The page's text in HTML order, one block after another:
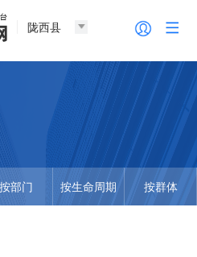
陇西县
按部门 按生命周期 按群体